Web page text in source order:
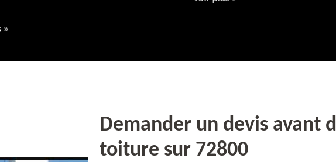
Demander un devis avant
toiture sur 72800